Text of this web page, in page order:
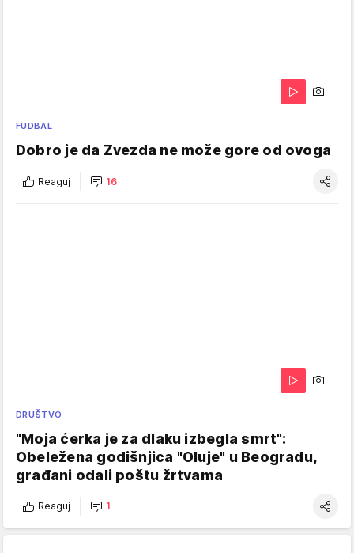
FUDBAL
Dobro je da Zvezda ne može gore od ovoga
Reaguj 16
DRUŠTVO
"Moja ćerka je za dlaku izbegla smrt":
Obeležena godišnjica "Oluje" u Beogradu,
građani odali poštu žrtvama
Reaguj 1